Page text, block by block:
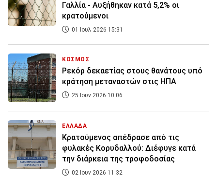
Γαλλία - Αυξήθηκαν κατά 5,2% οι
κρατούμενοι
01 Ιουλ 2026 15:31
ΚΟΣΜΟΣ
Ρεκόρ δεκαετίας στους θανάτους υπό
κράτηση μεταναστών στις ΗΠΑ
25 Ιουν 2026 10:06
ΕΛΛΑΔΑ
Κρατούμενος απέδρασε από τις
φυλακές Κορυδαλλού: Διέφυγε κατά
την διάρκεια της τροφοδοσίας
02 Ιουν 2026 11:32